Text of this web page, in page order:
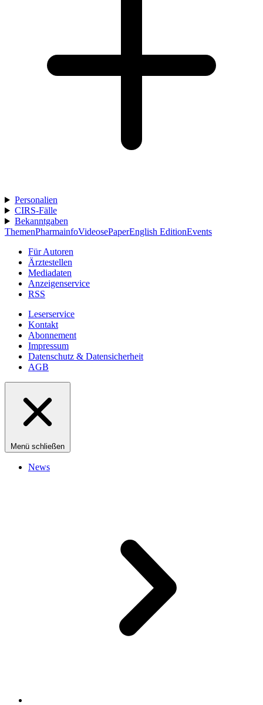
Personalien
CIRS-Fälle
Bekanntgaben
ThemenPharmainfoVideosePaperEnglish EditionEvents
Für Autoren
Ärztestellen
Mediadaten
Anzeigenservice
RSS
Leserservice
Kontakt
Abonnement
Impressum
Datenschutz & Datensicherheit
AGB
Menü schließen
News